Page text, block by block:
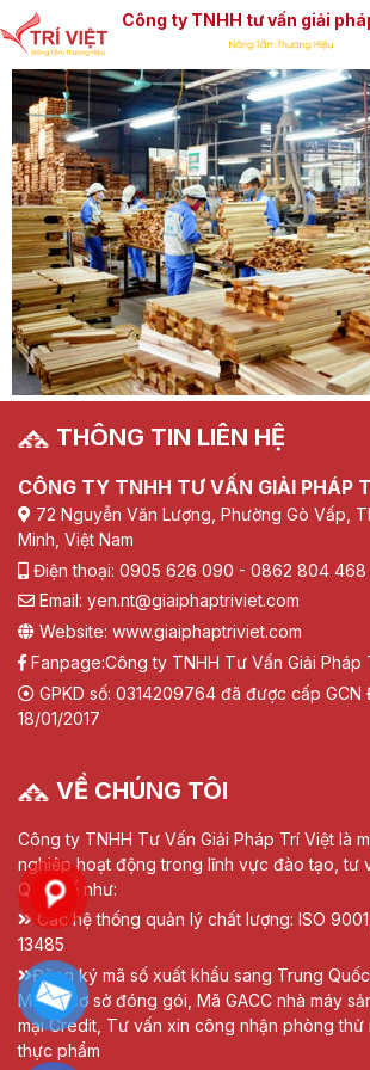
Công ty TNHH tư vấn giải
THÔNG TIN LIÊN HỆ
CÔNG TY TNHH TƯ VẤN GIẢI PHÁP
72 Nguyễn Văn Lượng, Phường Gò Vấp,
Minh, Việt Nam
Điện thoại: 0905 626 090 - 0862 804 468
Email: yen.nt@giaiphaptriviet.com
Website: www.giaiphaptriviet.com
Fanpage:Công ty TNHH Tư Vấn Giải Pháp
GPKD số: 0314209764 đã được cấp GCN
18/01/2017
VỀ CHÚNG TÔI
Công ty TNHH Tư Vấn Giải Pháp Trí Việt là
nghiệp hoạt động trong lĩnh vực đào tạo, tư
Quốc tế như:
Các hệ thống quản lý chất lượng: ISO
13485
Đăng ký mã số xuất khẩu sang Trung
Mã số cơ sở đóng gói, Mã GACC nhà máy
mại Credit, Tư vấn xin công nhận phòng thử
thực phẩm